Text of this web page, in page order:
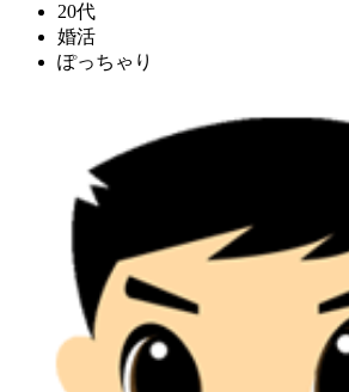
20代
婚活
ぽっちゃり